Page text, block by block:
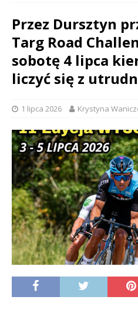
Przez Dursztyn
Targ Road
sobotę 4 lipca
liczyć się z
1 lipca 2026 Krystyna